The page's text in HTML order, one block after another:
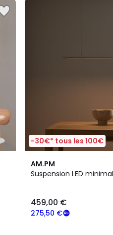
-30€* tous les 100€
AM.PM
Suspension LED
275,50 €
459,00 €
4,5
/ 5